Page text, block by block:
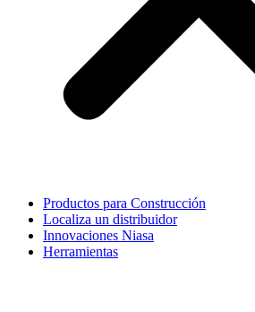
Productos para Construcción
Localiza un distribuidor
Innovaciones Niasa
Herramientas